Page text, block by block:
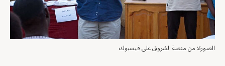
الصورة: من منصة الشروق على فيسبوك